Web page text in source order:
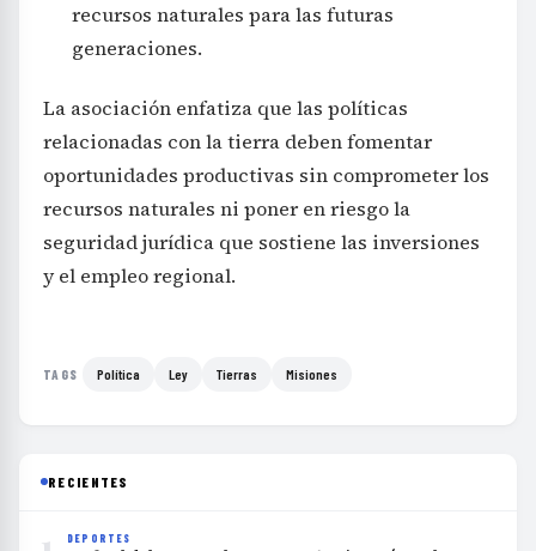
recursos naturales para las futuras
generaciones.
La asociación enfatiza que las políticas
relacionadas con la tierra deben fomentar
oportunidades productivas sin comprometer los
recursos naturales ni poner en riesgo la
seguridad jurídica que sostiene las inversiones
y el empleo regional.
TAGS Política Ley Tierras Misiones
RECIENTES
DEPORTES